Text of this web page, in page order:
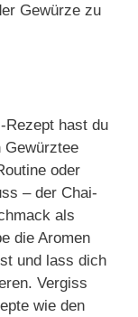
Gewürze zu
Rezept hast du
Gewürztee
oder
– der Chai-
als
die Aromen
und lass dich
Vergiss
wie den